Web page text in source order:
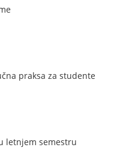
praksa za studente
letnjem semestru